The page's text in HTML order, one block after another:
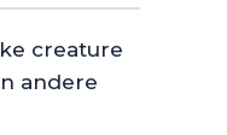
creature
andere